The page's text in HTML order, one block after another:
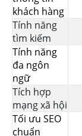
khách hàng
Tính năng
tìm kiếm
Tính năng
đa ngôn
ngữ
Tích hợp
mạng xã hội
Tối ưu SEO
chuẩn